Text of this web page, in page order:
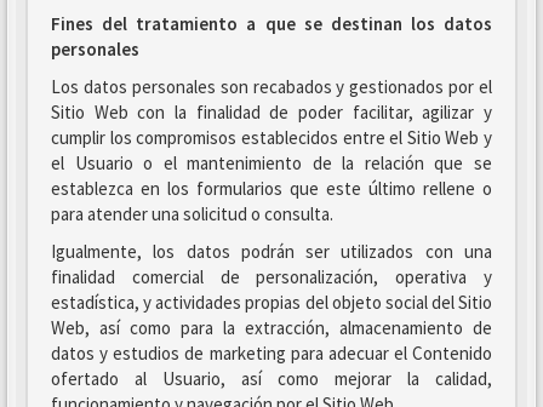
Fines del tratamiento a que se destinan los datos
personales
Los datos personales son recabados y gestionados por el
Sitio Web con la finalidad de poder facilitar, agilizar y
cumplir los compromisos establecidos entre el Sitio Web y
el Usuario o el mantenimiento de la relación que se
establezca en los formularios que este último rellene o
para atender una solicitud o consulta.
Igualmente, los datos podrán ser utilizados con una
finalidad comercial de personalización, operativa y
estadística, y actividades propias del objeto social del Sitio
Web, así como para la extracción, almacenamiento de
datos y estudios de marketing para adecuar el Contenido
ofertado al Usuario, así como mejorar la calidad,